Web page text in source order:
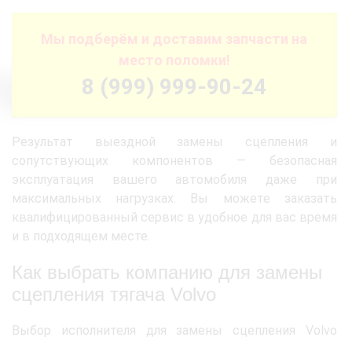
Мы подберём и доставим запчасти на
место поломки!
8 (999) 999-90-24
Результат выездной замены сцепления и
сопутствующих компонентов — безопасная
эксплуатация вашего автомобиля даже при
максимальных нагрузках. Вы можете заказать
квалифицированный сервис в удобное для вас время
и в подходящем месте.
Как выбрать компанию для замены
сцепления тягача Volvo
Выбор исполнителя для замены сцепления Volvo